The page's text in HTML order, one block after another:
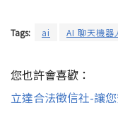
Tags: ai AI 聊天機器
您也許會喜歡：
立達合法徵信社-讓